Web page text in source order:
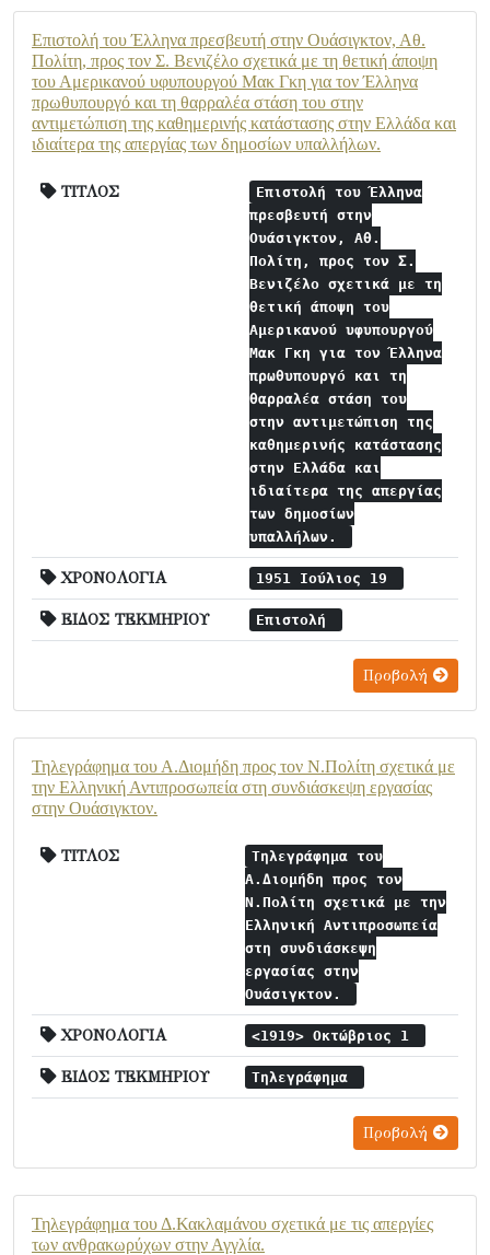
Επιστολή του Έλληνα πρεσβευτή στην Ουάσιγκτον, Αθ.
Πολίτη, προς τον Σ. Βενιζέλο σχετικά με τη θετική άποψη
του Αμερικανού υφυπουργού Μακ Γκη για τον Έλληνα
πρωθυπουργό και τη θαρραλέα στάση του στην
αντιμετώπιση της καθημερινής κατάστασης στην Ελλάδα και
ιδιαίτερα της απεργίας των δημοσίων υπαλλήλων.
ΤΙΤΛΟΣ
Επιστολή του Έλληνα
πρεσβευτή στην
Ουάσιγκτον, Αθ.
Πολίτη, προς τον Σ.
Βενιζέλο σχετικά με τη
θετική άποψη του
Αμερικανού υφυπουργού
Μακ Γκη για τον Έλληνα
πρωθυπουργό και τη
θαρραλέα στάση του
στην αντιμετώπιση της
καθημερινής κατάστασης
στην Ελλάδα και
ιδιαίτερα της απεργίας
των δημοσίων
υπαλλήλων.
ΧΡΟΝΟΛΟΓΙΑ 1951 Ιούλιος 19
ΕΙΔΟΣ ΤΕΚΜΗΡΙΟΥ Επιστολή
Προβολή
Τηλεγράφημα του Α.Διομήδη προς τον Ν.Πολίτη σχετικά με
την Ελληνική Αντιπροσωπεία στη συνδιάσκεψη εργασίας
στην Ουάσιγκτον.
ΤΙΤΛΟΣ
Τηλεγράφημα του
Α.Διομήδη προς τον
Ν.Πολίτη σχετικά με την
Ελληνική Αντιπροσωπεία
στη συνδιάσκεψη
εργασίας στην
Ουάσιγκτον.
ΧΡΟΝΟΛΟΓΙΑ <1919> Οκτώβριος 1
ΕΙΔΟΣ ΤΕΚΜΗΡΙΟΥ Τηλεγράφημα
Προβολή
Τηλεγράφημα του Δ.Κακλαμάνου σχετικά με τις απεργίες
των ανθρακωρύχων στην Αγγλία.